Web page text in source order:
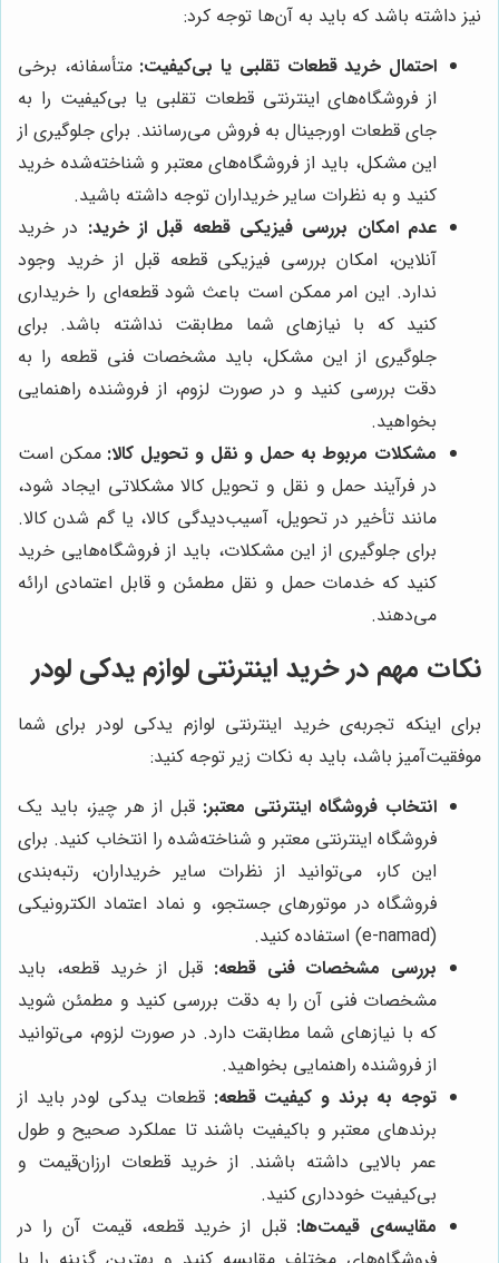
نیز داشته باشد که باید به آن‌ها توجه کرد:
احتمال خرید قطعات تقلبی یا بی‌کیفیت: متأسفانه، برخی
از فروشگاه‌های اینترنتی قطعات تقلبی یا بی‌کیفیت را به
جای قطعات اورجینال به فروش می‌رسانند. برای جلوگیری از
این مشکل، باید از فروشگاه‌های معتبر و شناخته‌شده خرید
کنید و به نظرات سایر خریداران توجه داشته باشید.
عدم امکان بررسی فیزیکی قطعه قبل از خرید: در خرید
آنلاین، امکان بررسی فیزیکی قطعه قبل از خرید وجود
ندارد. این امر ممکن است باعث شود قطعه‌ای را خریداری
کنید که با نیازهای شما مطابقت نداشته باشد. برای
جلوگیری از این مشکل، باید مشخصات فنی قطعه را به
دقت بررسی کنید و در صورت لزوم، از فروشنده راهنمایی
بخواهید.
مشکلات مربوط به حمل و نقل و تحویل کالا: ممکن است
در فرآیند حمل و نقل و تحویل کالا مشکلاتی ایجاد شود،
مانند تأخیر در تحویل، آسیب‌دیدگی کالا، یا گم شدن کالا.
برای جلوگیری از این مشکلات، باید از فروشگاه‌هایی خرید
کنید که خدمات حمل و نقل مطمئن و قابل اعتمادی ارائه
می‌دهند.
نکات مهم در خرید اینترنتی لوازم یدکی لودر
برای اینکه تجربه‌ی خرید اینترنتی لوازم یدکی لودر برای شما
موفقیت‌آمیز باشد، باید به نکات زیر توجه کنید:
انتخاب فروشگاه اینترنتی معتبر: قبل از هر چیز، باید یک
فروشگاه اینترنتی معتبر و شناخته‌شده را انتخاب کنید. برای
این کار، می‌توانید از نظرات سایر خریداران، رتبه‌بندی
فروشگاه در موتورهای جستجو، و نماد اعتماد الکترونیکی
(e-namad) استفاده کنید.
بررسی مشخصات فنی قطعه: قبل از خرید قطعه، باید
مشخصات فنی آن را به دقت بررسی کنید و مطمئن شوید
که با نیازهای شما مطابقت دارد. در صورت لزوم، می‌توانید
از فروشنده راهنمایی بخواهید.
توجه به برند و کیفیت قطعه: قطعات یدکی لودر باید از
برندهای معتبر و باکیفیت باشند تا عملکرد صحیح و طول
عمر بالایی داشته باشند. از خرید قطعات ارزان‌قیمت و
بی‌کیفیت خودداری کنید.
مقایسه‌ی قیمت‌ها: قبل از خرید قطعه، قیمت آن را در